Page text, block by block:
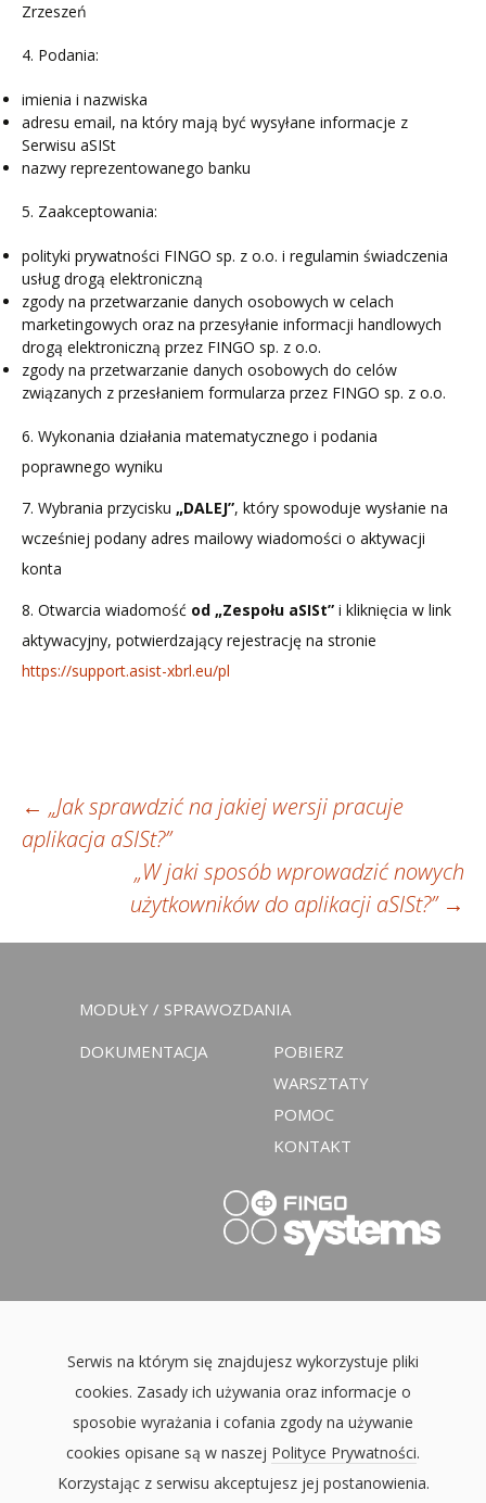
Zrzeszeń
4. Podania:
imienia i nazwiska
adresu email, na który mają być wysyłane informacje z
Serwisu aSISt
nazwy reprezentowanego banku
5. Zaakceptowania:
polityki prywatności FINGO sp. z o.o. i regulamin świadczenia
usług drogą elektroniczną
zgody na przetwarzanie danych osobowych w celach
marketingowych oraz na przesyłanie informacji handlowych
drogą elektroniczną przez FINGO sp. z o.o.
zgody na przetwarzanie danych osobowych do celów
związanych z przesłaniem formularza przez FINGO sp. z o.o.
6. Wykonania działania matematycznego i podania
poprawnego wyniku
7. Wybrania przycisku „DALEJ”, który spowoduje wysłanie na
wcześniej podany adres mailowy wiadomości o aktywacji
konta
8. Otwarcia wiadomość od „Zespołu aSISt” i kliknięcia w link
aktywacyjny, potwierdzający rejestrację na stronie
https://support.asist-xbrl.eu/pl
Zobacz
wpisy
← „Jak sprawdzić na jakiej wersji pracuje
aplikacja aSISt?”
„W jaki sposób wprowadzić nowych
użytkowników do aplikacji aSISt?” →
MODUŁY / SPRAWOZDANIA
DOKUMENTACJA
POBIERZ
WARSZTATY
POMOC
KONTAKT
Serwis na którym się znajdujesz wykorzystuje pliki
cookies. Zasady ich używania oraz informacje o
sposobie wyrażania i cofania zgody na używanie
cookies opisane są w naszej Polityce Prywatności.
Korzystając z serwisu akceptujesz jej postanowienia.